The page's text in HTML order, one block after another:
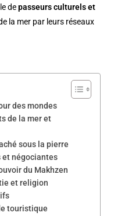
depasseurs culturels et
la mer par leurs réseaux
des mondes
de la mer et
sous la pierre
et négociantes
du Makhzen
et religion
touristique